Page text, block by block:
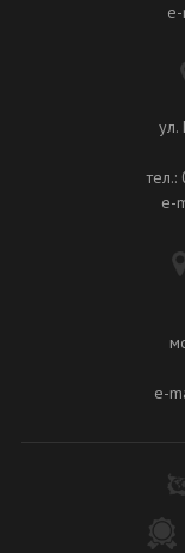
ул.
e-
e-